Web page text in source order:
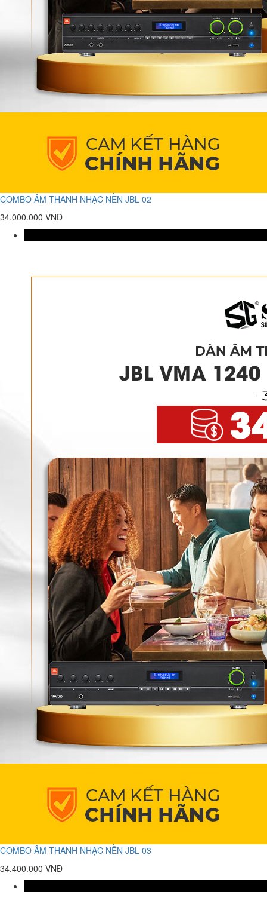
COMBO ÂM THANH NHẠC NỀN JBL 02
34.000.000 VNĐ
COMBO ÂM THANH NHẠC NỀN JBL 03
34.400.000 VNĐ